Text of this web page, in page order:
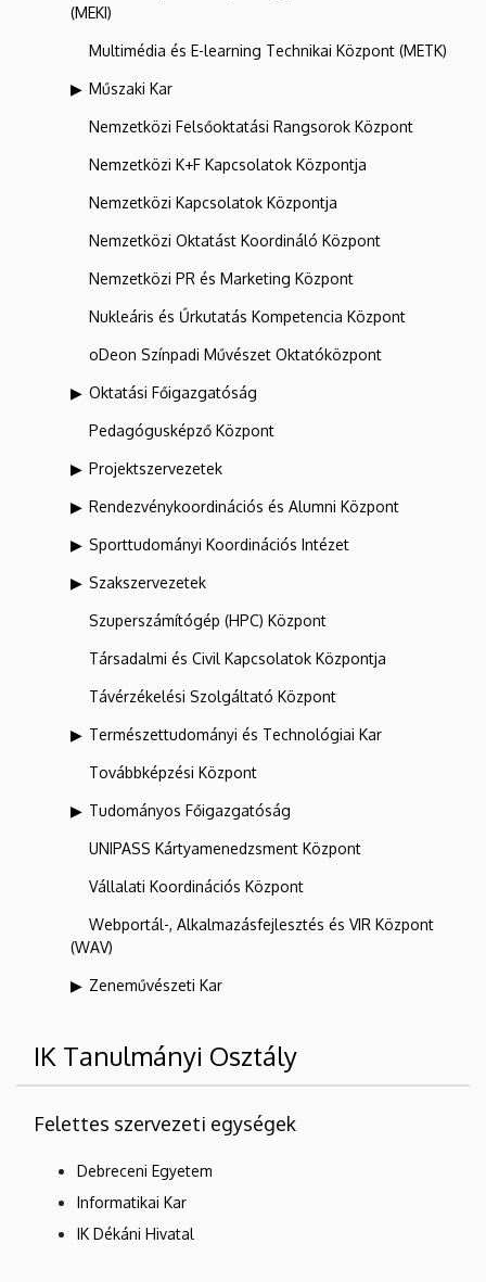
(MEKI)
Multimédia és E-learning Technikai Központ (METK)
Műszaki Kar
Nemzetközi Felsőoktatási Rangsorok Központ
Nemzetközi K+F Kapcsolatok Központja
Nemzetközi Kapcsolatok Központja
Nemzetközi Oktatást Koordináló Központ
Nemzetközi PR és Marketing Központ
Nukleáris és Űrkutatás Kompetencia Központ
oDeon Színpadi Művészet Oktatóközpont
Oktatási Főigazgatóság
Pedagógusképző Központ
Projektszervezetek
Rendezvénykoordinációs és Alumni Központ
Sporttudományi Koordinációs Intézet
Szakszervezetek
Szuperszámítógép (HPC) Központ
Társadalmi és Civil Kapcsolatok Központja
Távérzékelési Szolgáltató Központ
Természettudományi és Technológiai Kar
Továbbképzési Központ
Tudományos Főigazgatóság
UNIPASS Kártyamenedzsment Központ
Vállalati Koordinációs Központ
Webportál-, Alkalmazásfejlesztés és VIR Központ
(WAV)
Zeneművészeti Kar
IK Tanulmányi Osztály
Felettes szervezeti egységek
Debreceni Egyetem
Informatikai Kar
IK Dékáni Hivatal